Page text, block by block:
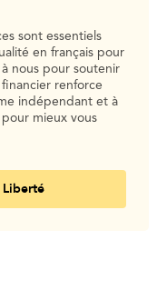
sont essentiels
en français pour
nous pour soutenir
renforce
indépendant et à
mieux vous
Liberté